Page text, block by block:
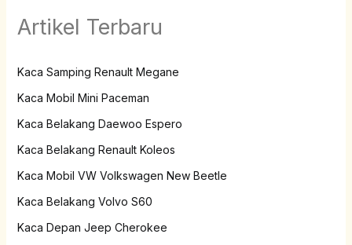
Artikel Terbaru
Kaca Samping Renault Megane
Kaca Mobil Mini Paceman
Kaca Belakang Daewoo Espero
Kaca Belakang Renault Koleos
Kaca Mobil VW Volkswagen New Beetle
Kaca Belakang Volvo S60
Kaca Depan Jeep Cherokee